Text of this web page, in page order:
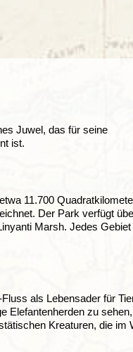
Juwel, das für seine
ist.
11.700
Der Park verfügt
Marsh. Jedes Gebiet
als Lebensader für
Elefantenherden zu
Kreaturen, die im